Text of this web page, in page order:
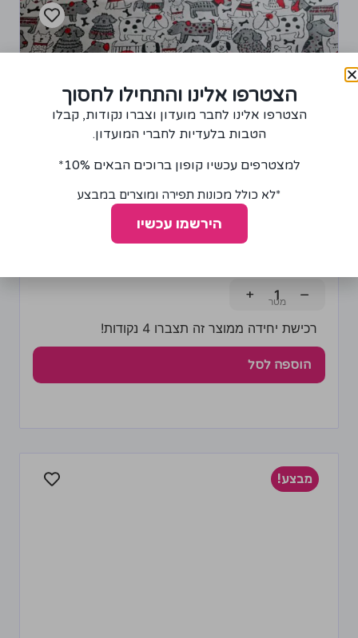
בד פלנל דגם כלבים שחור-אדום
−
+
רכישת יחידה ממוצר זה תצברו 4 נקודות!
הוספה לסל
מבצע!
הצטרפו אלינו והתחילו לחסוך
הצטרפו אלינו לחבר מועדון וצברו נקודות, קבלו
הטבות בלעדיות לחברי המועדון.
למצטרפים עכשיו קופון ברוכים הבאים 10%*
*לא כולל מכונות תפירה ומוצרים במבצע
הירשמו עכשיו